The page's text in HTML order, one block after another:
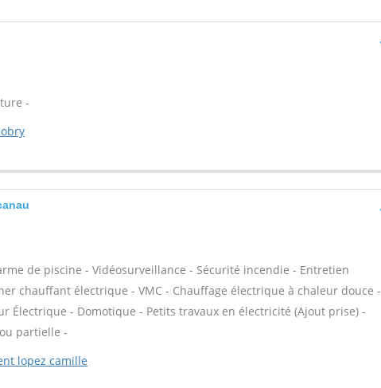
-
de piscine - Vidéosurveillance - Sécurité incendie - Entretien
chauffant électrique - VMC - Chauffage électrique à chaleur douce -
Électrique - Domotique - Petits travaux en électricité (Ajout prise) -
partielle -
lopez camille